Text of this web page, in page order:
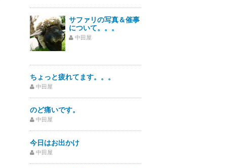
サファリの写真＆催事
について。。。
中田屋
ちょっと疲れてます。。。
中田屋
のど痛いです。
中田屋
今日はお出かけ
中田屋